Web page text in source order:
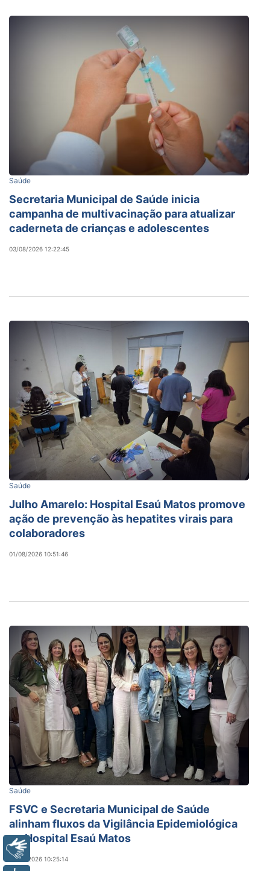
Saúde
Secretaria Municipal de Saúde inicia
campanha de multivacinação para atualizar
caderneta de crianças e adolescentes
03/08/2026 12:22:45
Saúde
Julho Amarelo: Hospital Esaú Matos promove
ação de prevenção às hepatites virais para
colaboradores
01/08/2026 10:51:46
Saúde
FSVC e Secretaria Municipal de Saúde
alinham fluxos da Vigilância Epidemiológica
no Hospital Esaú Matos
01/08/2026 10:25:14
Libras